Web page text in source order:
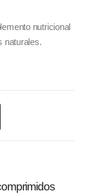
nutricional
naturales.